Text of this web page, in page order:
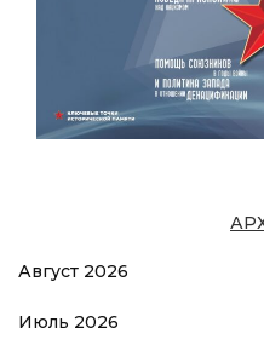
Август 2026
Июль 2026